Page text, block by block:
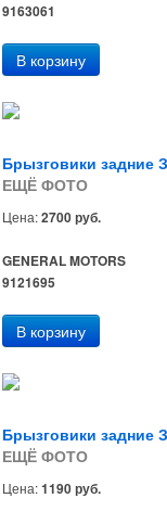
9163061
Брызговики задние
ЕЩЁ ФОТО
Цена:2700 руб.
GENERAL MOTORS
9121695
Брызговики задние
ЕЩЁ ФОТО
Цена:1190 руб.